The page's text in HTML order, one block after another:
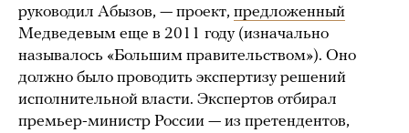
руководил Абызов, — проект, предложенный
Медведевым еще в 2011 году (изначально
называлось «Большим правительством»). Оно
должно было проводить экспертизу решений
исполнительной власти. Экспертов отбирал
премьер-министр России — из претендентов,